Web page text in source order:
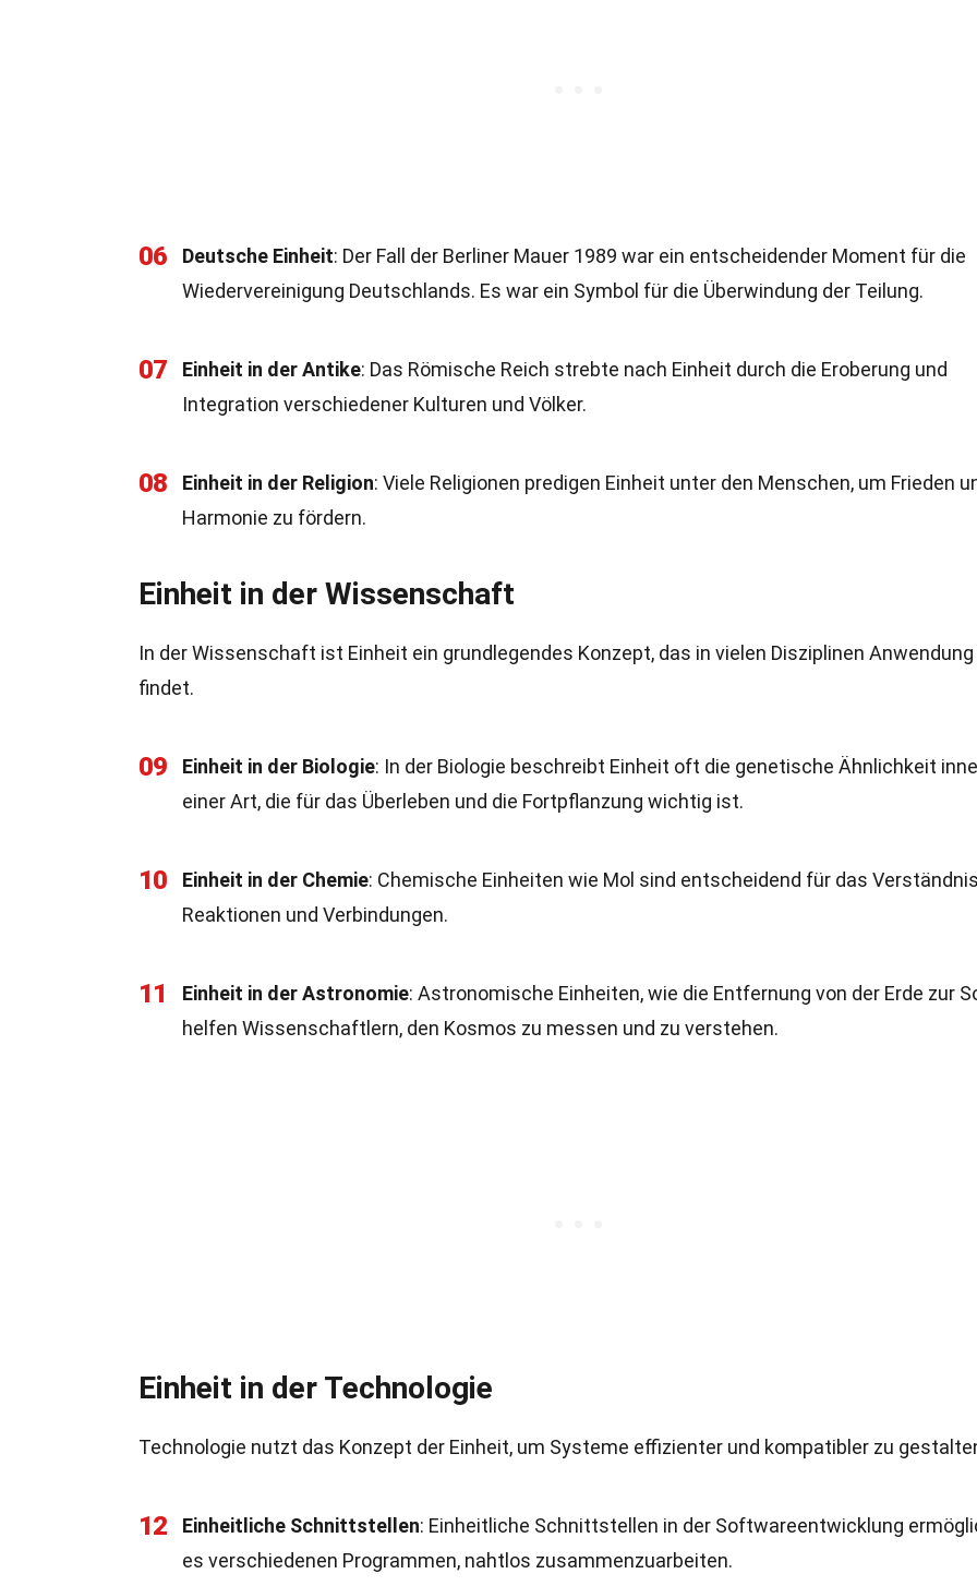
06 Deutsche Einheit: Der Fall der Berliner Mauer 1989 war ein entscheidender Moment für die
Wiedervereinigung Deutschlands. Es war ein Symbol für die Überwindung der Teilung.
07 Einheit in der Antike: Das Römische Reich strebte nach Einheit durch die Eroberung und
Integration verschiedener Kulturen und Völker.
08 Einheit in der Religion: Viele Religionen predigen Einheit unter den Menschen, um Frieden
Harmonie zu fördern.
Einheit in der Wissenschaft
In der Wissenschaft ist Einheit ein grundlegendes Konzept, das in vielen Disziplinen Anwendung
findet.
09 Einheit in der Biologie: In der Biologie beschreibt Einheit oft die genetische Ähnlichkeit
einer Art, die für das Überleben und die Fortpflanzung wichtig ist.
10 Einheit in der Chemie: Chemische Einheiten wie Mol sind entscheidend für das
Reaktionen und Verbindungen.
11 Einheit in der Astronomie: Astronomische Einheiten, wie die Entfernung von der Erde zur
helfen Wissenschaftlern, den Kosmos zu messen und zu verstehen.
Einheit in der Technologie
Technologie nutzt das Konzept der Einheit, um Systeme effizienter und kompatibler zu
12 Einheitliche Schnittstellen: Einheitliche Schnittstellen in der Softwareentwicklung
es verschiedenen Programmen, nahtlos zusammenzuarbeiten.